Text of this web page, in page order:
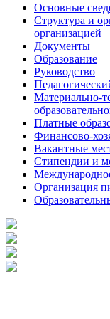
Основные
Структура и
организацией
Документы
Образование
Руководство
Материально-
Платные
Финансово-
Вакантные
Стипендии и
Организация